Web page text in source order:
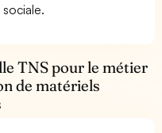
TNS pour le métier
de matériels